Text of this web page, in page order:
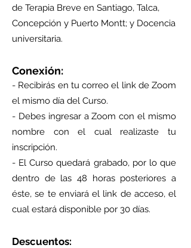
de Terapia Breve en Santiago, Talca,
Concepción y Puerto Montt; y Docencia
universitaria.
Conexión:
- Recibirás en tu correo el link de Zoom
el mismo día del Curso.
- Debes ingresar a Zoom con el mismo
nombre con el cual realizaste tu
inscripción.
- El Curso quedará grabado, por lo que
dentro de las 48 horas posteriores a
éste, se te enviará el link de acceso, el
cual estará disponible por 30 días.
Descuentos: